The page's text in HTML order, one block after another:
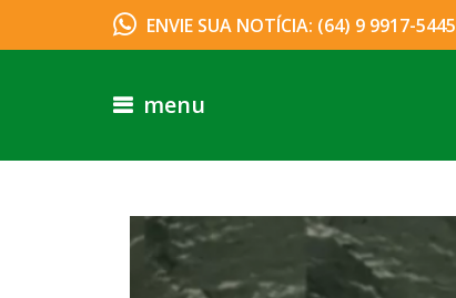
ENVIE SUA NOTÍCIA: (64) 9 9917-5445
menu